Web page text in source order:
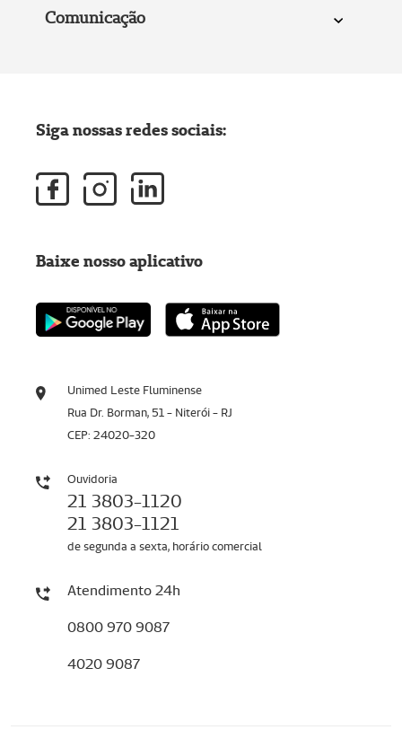
Comunicação
Unimed Leste Fluminense
Rua Dr. Borman, 51 - Niterói - RJ
CEP: 24020-320
Ouvidoria
21 3803-1120
21 3803-1121
de segunda a sexta, horário comercial
Atendimento 24h
0800 970 9087
4020 9087
Siga nossas redes sociais:
Baixe nosso aplicativo